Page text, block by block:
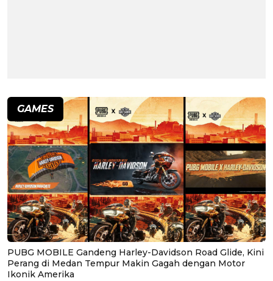
GAMES
PUBG MOBILE Gandeng Harley-Davidson Road Glide, Kini
Perang di Medan Tempur Makin Gagah dengan Motor
Ikonik Amerika